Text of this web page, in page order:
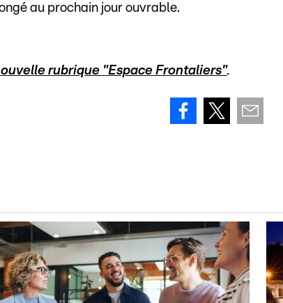
au prochain jour ouvrable.
rubrique "Espace Frontaliers".